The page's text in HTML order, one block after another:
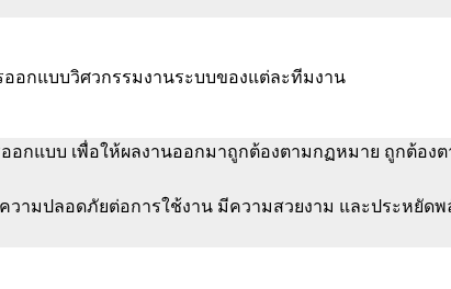
ออกแบบวิศวกรรมงานระบบของแต่ละทีมงาน
อกแบบ เพื่อให้ผลงานออกมาถูกต้องตามกฏหมาย ถูกต้องต
ามปลอดภัยต่อการใช้งาน มีความสวยงาม และประหยัดพ